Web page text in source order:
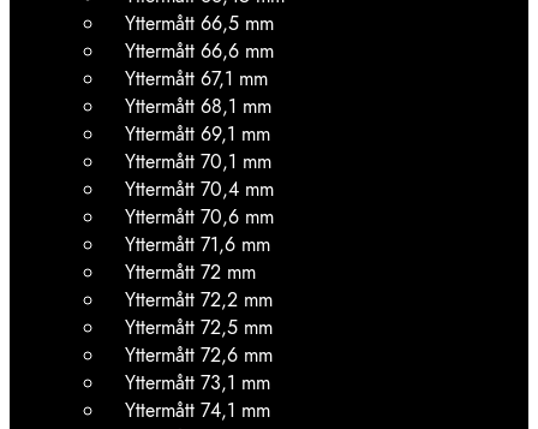
Yttermått 66,5 mm
Yttermått 66,6 mm
Yttermått 67,1 mm
Yttermått 68,1 mm
Yttermått 69,1 mm
Yttermått 70,1 mm
Yttermått 70,4 mm
Yttermått 70,6 mm
Yttermått 71,6 mm
Yttermått 72 mm
Yttermått 72,2 mm
Yttermått 72,5 mm
Yttermått 72,6 mm
Yttermått 73,1 mm
Yttermått 74,1 mm